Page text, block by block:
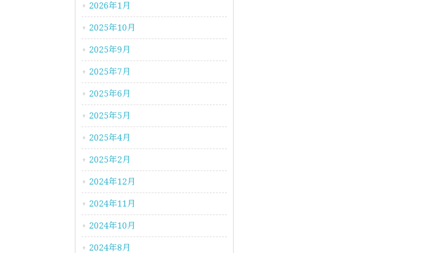
2026年1月
2025年10月
2025年9月
2025年7月
2025年6月
2025年5月
2025年4月
2025年2月
2024年12月
2024年11月
2024年10月
2024年8月